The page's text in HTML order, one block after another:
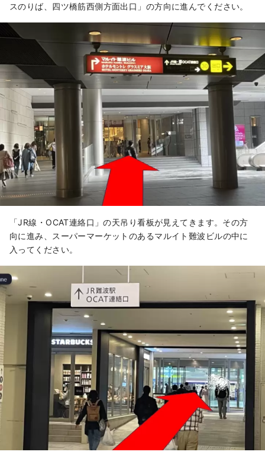
スのりば、四ツ橋筋西側方面出口」の方向に進んでください。
「JR線・OCAT連絡口」の天吊り看板が見えてきます。その方
向に進み、スーパーマーケットのあるマルイト難波ビルの中に
入ってください。